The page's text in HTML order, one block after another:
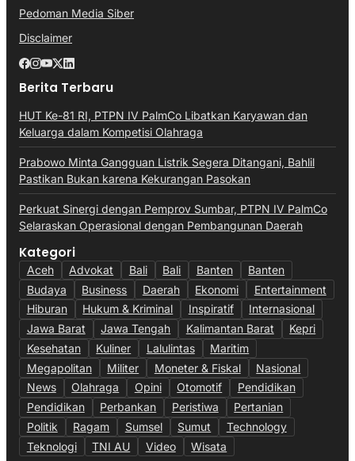
Pedoman Media Siber
Disclaimer
Berita Terbaru
HUT Ke-81 RI, PTPN IV PalmCo Libatkan Karyawan dan
Keluarga dalam Kompetisi Olahraga
Prabowo Minta Gangguan Listrik Segera Ditangani, Bahlil
Pastikan Bukan karena Kekurangan Pasokan
Perkuat Sinergi dengan Pemprov Sumbar, PTPN IV PalmCo
Selaraskan Operasional dengan Pembangunan Daerah
Kategori
Aceh Advokat Bali Bali Banten
Banten
Budaya
Business Daerah Ekonomi
Entertainment
Hiburan
Hukum & Kriminal Inspiratif
Internasional
Jawa Barat
Jawa Tengah Kalimantan Barat
Kepri
Kesehatan
Kuliner Lalulintas
Maritim
Megapolitan
Militer Moneter & Fiskal
Nasional
News
Olahraga Opini Otomotif
Pendidikan
Pendidikan
Perbankan Peristiwa
Pertanian
Politik
Ragam Sumsel Sumut
Technology
Teknologi
TNI AU Video Wisata